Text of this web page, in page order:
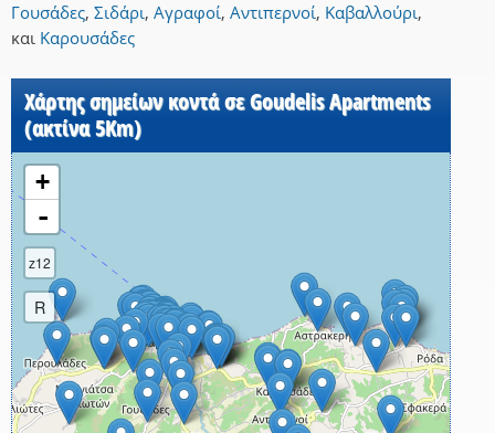
Γουσάδες, Σιδάρι, Αγραφοί, Αντιπερνοί, Καβαλλούρι,
και Καρουσάδες
Χάρτης σημείων κοντά σε Goudelis Apartments
(ακτίνα 5Km)
+
-
z12
R